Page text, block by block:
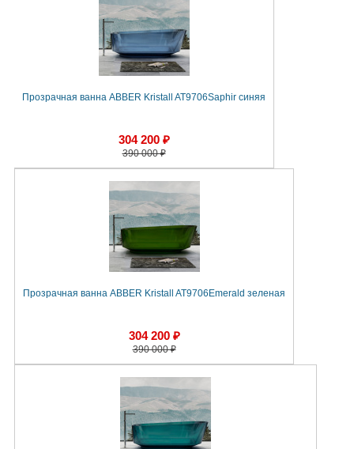
Прозрачная ванна ABBER Kristall AT9706Saphir синяя
304 200 ₽
390 000 ₽
Прозрачная ванна ABBER Kristall AT9706Emerald зеленая
304 200 ₽
390 000 ₽